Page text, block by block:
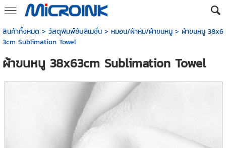
สินค้าทั้งหมด> วัสดุพิมพ์ซับลิเมชั่น> หมอน/ผ้าห่ม/ผ้าขนหนู> ผ้าขนหนู 38x6
3cm Sublimation Towel
ผ้าขนหนู 38x63cm Sublimation Towel